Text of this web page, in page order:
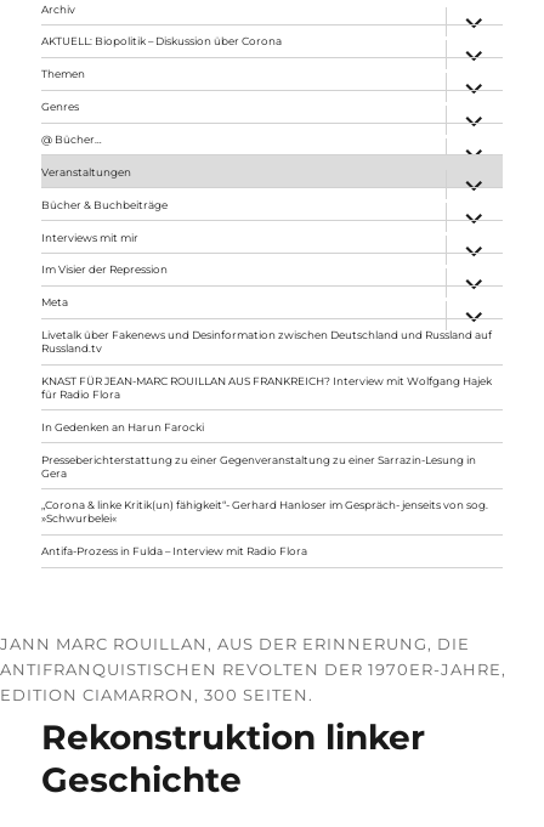
Archiv
anzeigen
AKTUELL: Biopolitik – Diskussion über Corona
anzeigen
Themen
anzeigen
Genres
anzeigen
@ Bücher…
Veranstaltungen
anzeigen
Bücher & Buchbeiträge
anzeigen
Interviews mit mir
anzeigen
Im Visier der Repression
anzeigen
Meta
anzeigen
Livetalk über Fakenews und Desinformation zwischen Deutschland und Russland auf
Russland.tv
KNAST FÜR JEAN-MARC ROUILLAN AUS FRANKREICH? Interview mit Wolfgang Hajek
für Radio Flora
In Gedenken an Harun Farocki
Presseberichterstattung zu einer Gegenveranstaltung zu einer Sarrazin-Lesung in
Gera
„Corona & linke Kritik(un) fähigkeit“- Gerhard Hanloser im Gespräch- jenseits von sog.
»Schwurbelei«
Antifa-Prozess in Fulda – Interview mit Radio Flora
JANN MARC ROUILLAN, AUS DER ERINNERUNG, DIE
ANTIFRANQUISTISCHEN REVOLTEN DER 1970ER-JAHRE,
EDITION CIAMARRON, 300 SEITEN.
Rekonstruktion linker
Geschichte